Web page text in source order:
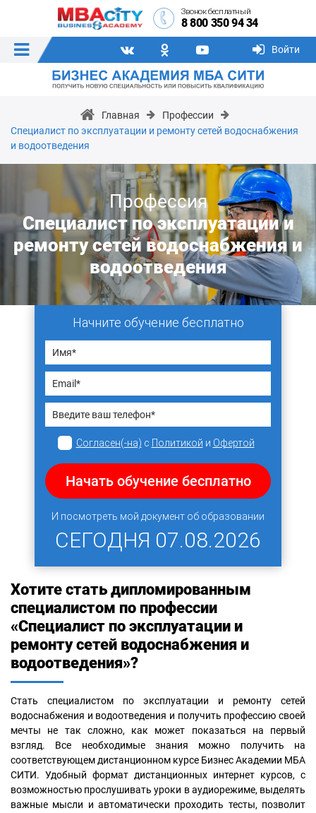
Звонок бесплатный
8 800 350 94 34
Войти
Главная
Профессии
Специалист по эксплуатации и ремонту сетей водоснабжения
и водоотведения
Профессия
Специалист по эксплуатации и
ремонту сетей водоснабжения и
водоотведения
Начните обучение бесплатно
Согласен(-на) с Политикой и Офертой
Начать обучение бесплатно
И посмотреть мой документ об образовании
СЕГОДНЯ 07.08.2026
Хотите стать дипломированным
специалистом по профессии
«Специалист по эксплуатации и
ремонту сетей водоснабжения и
водоотведения»?
Стать специалистом по эксплуатации и ремонту сетей
водоснабжения и водоотведения и получить профессию своей
мечты не так сложно, как может показаться на первый
взгляд. Все необходимые знания можно получить на
соответствующем дистанционном курсе Бизнес Академии МБА
СИТИ. Удобный формат дистанционных интернет курсов, с
возможностью прослушивать уроки в аудиорежиме, выделять
важные мысли и автоматически проходить тесты, позволит